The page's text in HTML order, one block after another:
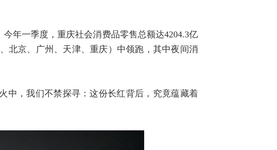
年一季度，重庆社会消费品零售总额达4204.3亿
北京、广州、天津、重庆）中领跑，其中夜间消
中，我们不禁探寻：这份长红背后，究竟蕴藏着